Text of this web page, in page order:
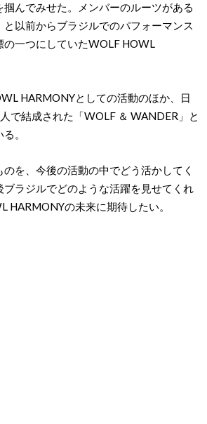
掴んでみせた。メンバーのルーツがある
以前からブラジルでのパフォーマンス
の一つにしていたWOLF HOWL
HARMONYとしての活動のほか、日
で結成された「WOLF ＆ WANDER」と
。
を、今後の活動の中でどう活かしてく
ラジルでどのような活躍を見せてくれ
HARMONYの未来に期待したい。